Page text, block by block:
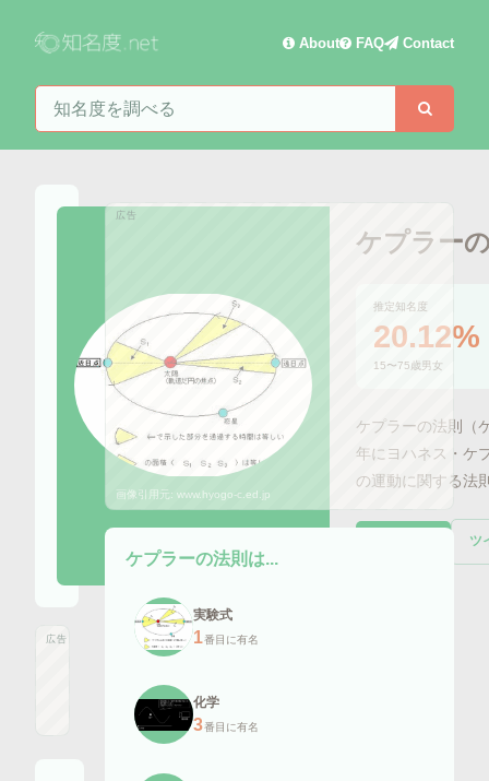
About FAQ Contact
知名度を検索
画像引用元: www.hyogo-c.ed.jp
ケプラー
推定知名度
20.12%
15〜75歳男女
ケプラーの法則（
年にヨハネス・ケ
の運動に関する法
ツ
広告
広告
ケプラーの法則 は...
実験式
1番目に有名
化学
3番目に有名